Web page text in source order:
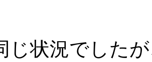
じ状況でした